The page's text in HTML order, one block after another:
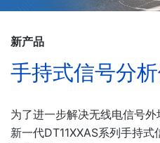
新产品
手持式信号分
为了进一步解决无线电信号
新一代DT11XXAS系列手持